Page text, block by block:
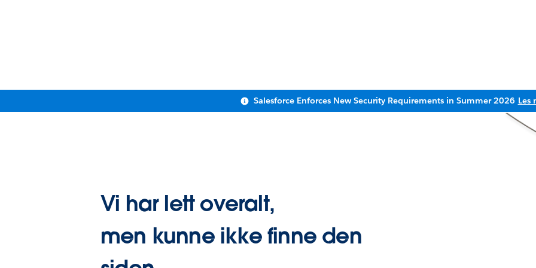
Salesforce Enforces New Security Requirements in Summer 2026 Les
Vi har lett overalt,
men kunne ikke finne den